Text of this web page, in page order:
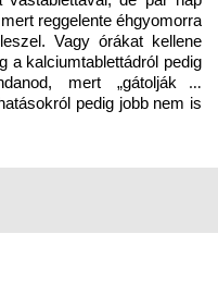
reggelente éhgyomorra
Vagy órákat kellene
a kalciumtablettádról pedig
mert „gátolják a
pedig jobb nem is